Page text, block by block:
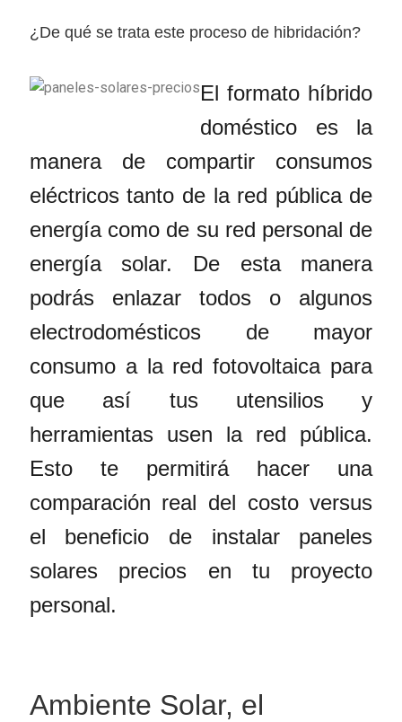
¿De qué se trata este proceso de hibridación?
El formato híbrido
doméstico es la
manera de compartir consumos
eléctricos tanto de la red pública de
energía como de su red personal de
energía solar. De esta manera
podrás enlazar todos o algunos
electrodomésticos de mayor
consumo a la red fotovoltaica para
que así tus utensilios y
herramientas usen la red pública.
Esto te permitirá hacer una
comparación real del costo versus
el beneficio de instalar paneles
solares precios en tu proyecto
personal.
Ambiente Solar, el